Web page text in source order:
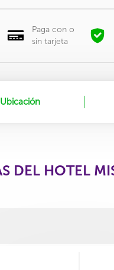
Paga con o
sin tarjeta
Ubicación
DEL HOTEL